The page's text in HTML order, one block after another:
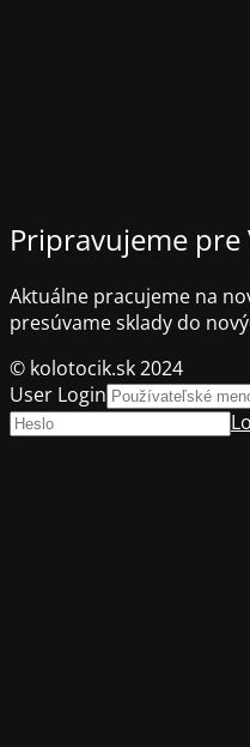
Pripravujeme pre
Aktuálne pracujeme na
presúvame sklady do
© kolotocik.sk 2024
User Login